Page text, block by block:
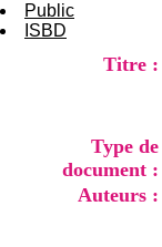
Public
ISBD
Titre :
Type de
document :
Auteurs :